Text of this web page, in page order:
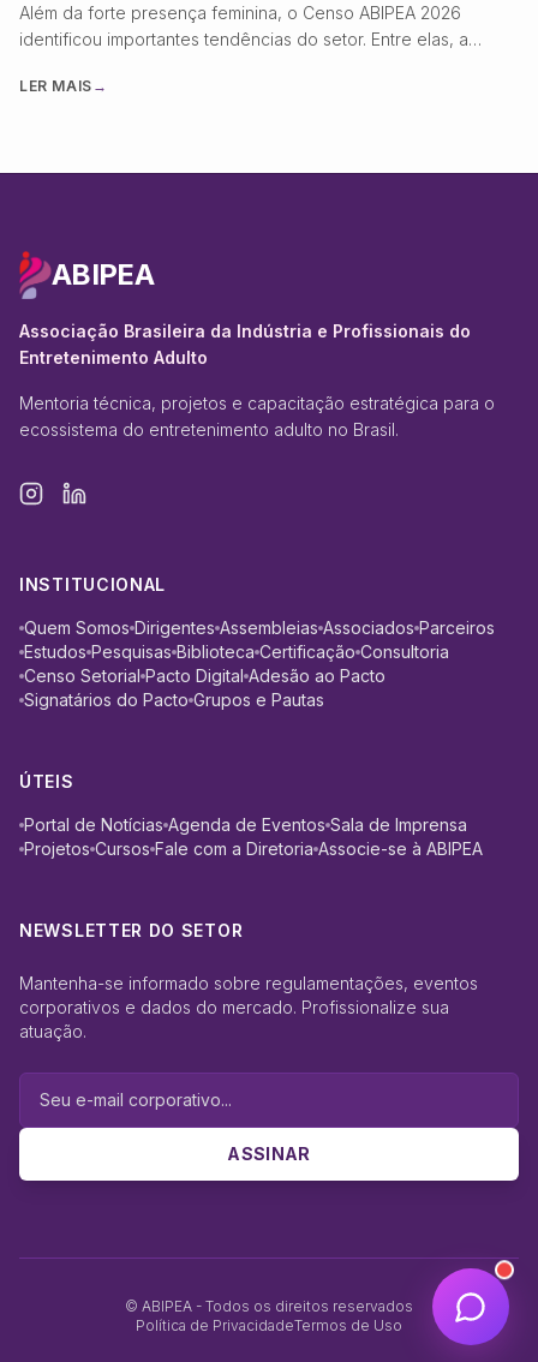
Além da forte presença feminina, o Censo ABIPEA 2026
identificou importantes tendências do setor. Entre elas, a
LER MAIS →
ABIPEA
Associação Brasileira da Indústria e Profissionais do
Entretenimento Adulto
Mentoria técnica, projetos e capacitação estratégica para o
ecossistema do entretenimento adulto no Brasil.
INSTITUCIONAL
Quem Somos Dirigentes Assembleias Associados Parceiros
Estudos Pesquisas Biblioteca Certificação Consultoria
Censo Setorial Pacto Digital Adesão ao Pacto
Signatários do Pacto Grupos e Pautas
ÚTEIS
Portal de Notícias Agenda de Eventos Sala de Imprensa
Projetos Cursos Fale com a Diretoria Associe-se à ABIPEA
NEWSLETTER DO SETOR
Mantenha-se informado sobre regulamentações, eventos
corporativos e dados do mercado. Profissionalize sua
atuação.
ASSINAR
© ABIPEA - Todos os direitos reservados
Política de PrivacidadeTermos de Uso